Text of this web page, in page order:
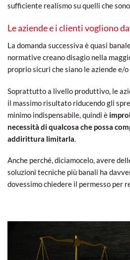
sufficiente realismo su quelli che
Le aziende e i clienti vogliono
La domanda successiva è quasi
normative creano disagio nella
proprio sicuri che siano le aziende e/
Soprattutto a livello produttivo, le
il massimo risultato riducendo gli
minimo indispensabile, quindi è
necessità di qualcosa che possa
addirittura limitarla.
Anche perché, diciamocelo, avere
soluzioni tecniche più banali ha
dovessimo chiedere il permesso per